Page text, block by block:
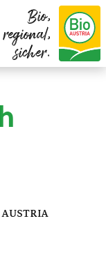
Bio,
regional,
sicher.
austria